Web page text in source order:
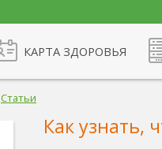
КАРТА ЗДОРОВЬЯ
Статьи
Как узнать,